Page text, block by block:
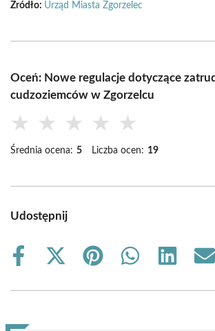
Źródło: Urząd Miasta Zgorzelec
Oceń: Nowe regulacje dotyczące
cudzoziemców w Zgorzelcu
★ ★ ★ ★ ★
Średnia ocena: 5 Liczba ocen: 19
Udostępnij
Share
Share
(Twitter)
Share
Share
Share